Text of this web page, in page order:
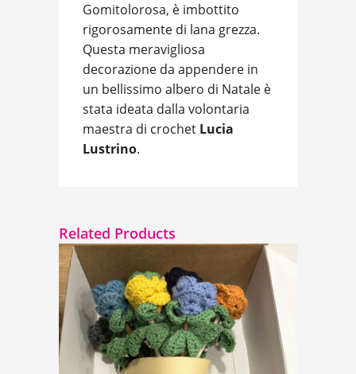
Gomitolorosa, è imbottito
rigorosamente di lana grezza.
Questa meravigliosa
decorazione da appendere in
un bellissimo albero di Natale è
stata ideata dalla volontaria
maestra di crochet Lucia
Lustrino.
Related Products